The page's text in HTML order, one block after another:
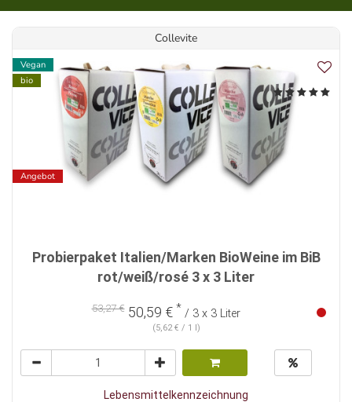
Collevite
Vegan
bio
Angebot
Probierpaket Italien/Marken BioWeine im BiB
rot/weiß/rosé 3 x 3 Liter
53,27 €50,59 € * / 3 x 3 Liter
(5,62 € / 1 l)
Lebensmittelkennzeichnung